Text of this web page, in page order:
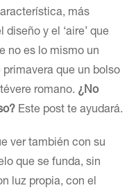
más
y el ‘aire’ que
no es lo mismo un
que un bolso
romano. ¿No
Este post te ayudará.
ver también con su
que se funda, sin
luz propia, con el